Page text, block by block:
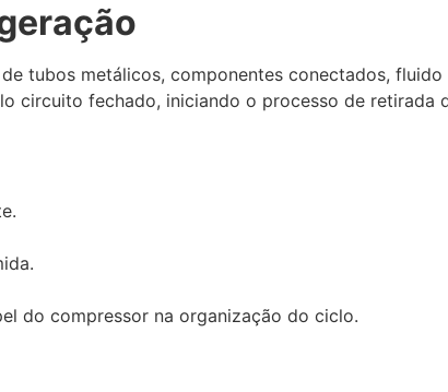
tubos metálicos, componentes conectados,
circuito fechado, iniciando o processo de retirada
do compressor na organização do ciclo.